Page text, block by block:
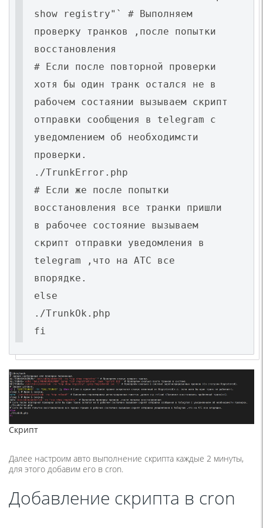
show registry"` # Выполняем
проверку транков ,после попытки
восстановления
# Если после повторной проверки
хотя бы один транк остался не в
рабочем состаянии вызываем скрипт
отправки сообщения в telegram с
уведомлением об необходимсти
проверки.
./TrunkError.php
# Если же после попытки
восстановления все транки пришли
в рабочее состояние вызываем
скрипт отправки уведомления в
telegram ,что на АТС все
впорядке.
else
./TrunkOk.php
Скрипт
Далее настроим авто выполнение скрипта каждые 2 минуты,
для этого добавим его в cron.
Добавление скрипта в cron